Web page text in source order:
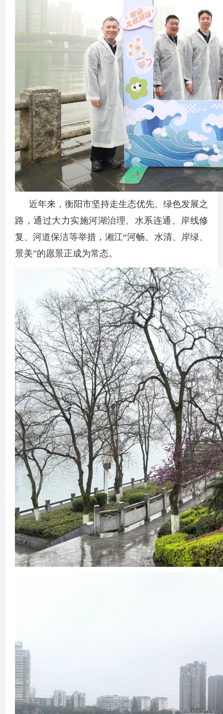
近年来，衡阳市坚持走生态优先、绿色发展之
路，通过大力实施河湖治理、水系连通、岸线修
复、河道保洁等举措，湘江“河畅、水清、岸绿、
景美”的愿景正成为常态。